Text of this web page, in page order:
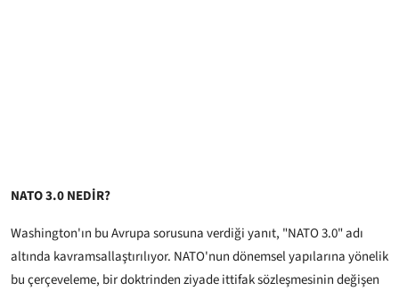
NATO 3.0 NEDİR?
Washington'ın bu Avrupa sorusuna verdiği yanıt, "NATO 3.0" adı
altında kavramsallaştırılıyor. NATO'nun dönemsel yapılarına yönelik
bu çerçeveleme, bir doktrinden ziyade ittifak sözleşmesinin değişen